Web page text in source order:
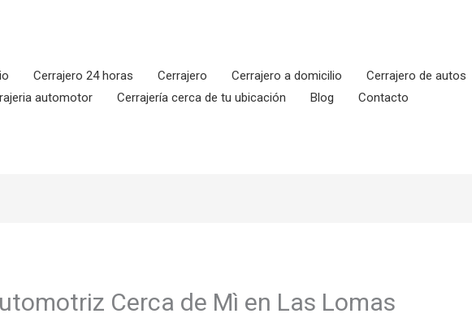
Cerrajero 24 horas Cerrajero Cerrajero a domicilio Cerrajero de autos
automotor
Cerrajería cerca de tu ubicación Blog Contacto
Cerca de Mì en Las Lomas